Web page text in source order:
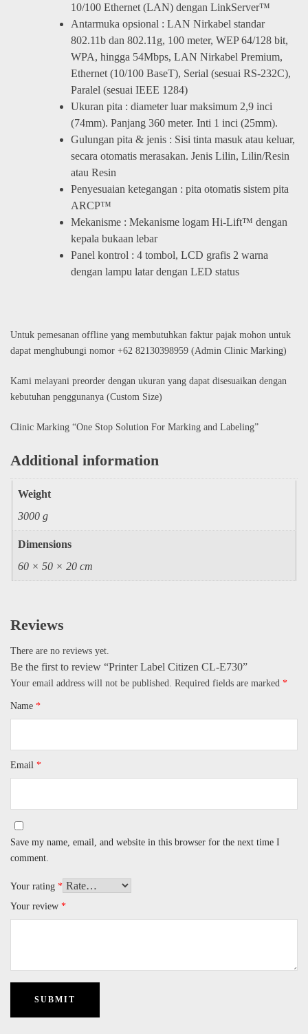
10/100 Ethernet (LAN) dengan LinkServer™
Antarmuka opsional : LAN Nirkabel standar
802.11b dan 802.11g, 100 meter, WEP 64/128 bit,
WPA, hingga 54Mbps, LAN Nirkabel Premium,
Ethernet (10/100 BaseT), Serial (sesuai RS-232C),
Paralel (sesuai IEEE 1284)
Ukuran pita : diameter luar maksimum 2,9 inci
(74mm). Panjang 360 meter. Inti 1 inci (25mm).
Gulungan pita & jenis : Sisi tinta masuk atau keluar,
secara otomatis merasakan. Jenis Lilin, Lilin/Resin
atau Resin
Penyesuaian ketegangan : pita otomatis sistem pita
ARCP™
Mekanisme : Mekanisme logam Hi-Lift™ dengan
kepala bukaan lebar
Panel kontrol : 4 tombol, LCD grafis 2 warna
dengan lampu latar dengan LED status
Untuk pemesanan offline yang membutuhkan faktur pajak mohon untuk
dapat menghubungi nomor +62 82130398959 (Admin Clinic Marking)
Kami melayani preorder dengan ukuran yang dapat disesuaikan dengan
kebutuhan penggunanya (Custom Size)
Clinic Marking “One Stop Solution For Marking and Labeling”
Additional information
Weight
3000 g
Dimensions
60 × 50 × 20 cm
Reviews
There are no reviews yet.
Be the first to review “Printer Label Citizen CL-E730”
Your email address will not be published. Required fields are marked *
Name *
Email *
Save my name, email, and website in this browser for the next time I
comment.
Your rating *
Your review *